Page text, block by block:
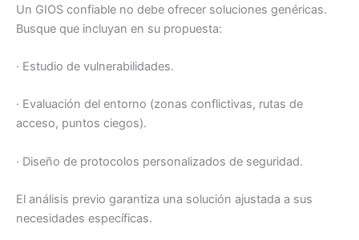
Un GIOS confiable no debe ofrecer soluciones genéricas.
Busque que incluyan en su propuesta:
· Estudio de vulnerabilidades.
· Evaluación del entorno (zonas conflictivas, rutas de
acceso, puntos ciegos).
· Diseño de protocolos personalizados de seguridad.
El análisis previo garantiza una solución ajustada a sus
necesidades específicas.